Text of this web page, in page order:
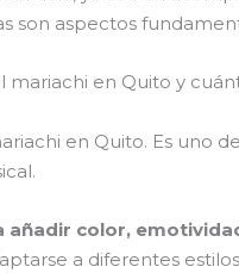
son aspectos
en Quito y
en Quito. Es uno
añadir color,
a diferentes